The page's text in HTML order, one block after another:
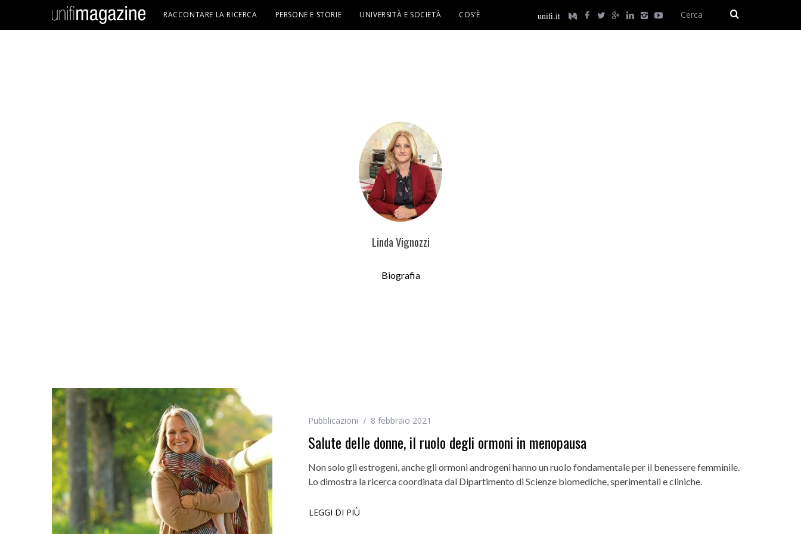
unifi.it
RACCONTARE LA RICERCA PERSONE E STORIE UNIVERSITÀ E SOCIETÀ COS’È
Linda Vignozzi
Biografia
Pubblicazioni 8 febbraio 2021
Salute delle donne, il ruolo degli ormoni in menopausa
Non solo gli estrogeni, anche gli ormoni androgeni hanno un ruolo fondamentale per il benessere femminile.
Lo dimostra la ricerca coordinata dal Dipartimento di Scienze biomediche, sperimentali e cliniche.
LEGGI DI PIÙ